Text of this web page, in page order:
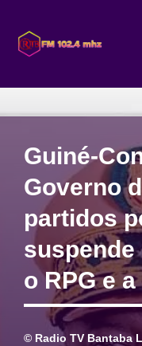
Guiné-
Governo
partidos
o RPG e a
© Radio TV Bantaba